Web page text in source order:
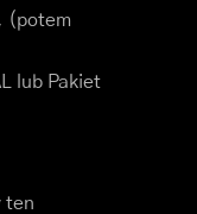
, (potem
lub Pakiet
ten